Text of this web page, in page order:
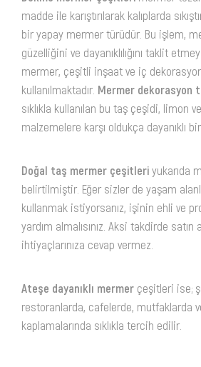
madde ile karıştırılarak kalıplarda
bir yapay mermer türüdür. Bu işlem,
güzelliğini ve dayanıklılığını taklit
mermer, çeşitli inşaat ve iç
kullanılmaktadır. Mermer dekorasyon
sıklıkla kullanılan bu taş çeşidi, limon
malzemelere karşı oldukça dayanıklı bir
Doğal taş mermer çeşitleri yukarıda
belirtilmiştir. Eğer sizler de yaşam
kullanmak istiyorsanız, işinin ehli ve
yardım almalısınız. Aksi takdirde satın
ihtiyaçlarınıza cevap vermez.
Ateşe dayanıklı mermer çeşitleri ise;
restoranlarda, cafelerde, mutfaklarda
kaplamalarında sıklıkla tercih edilir.